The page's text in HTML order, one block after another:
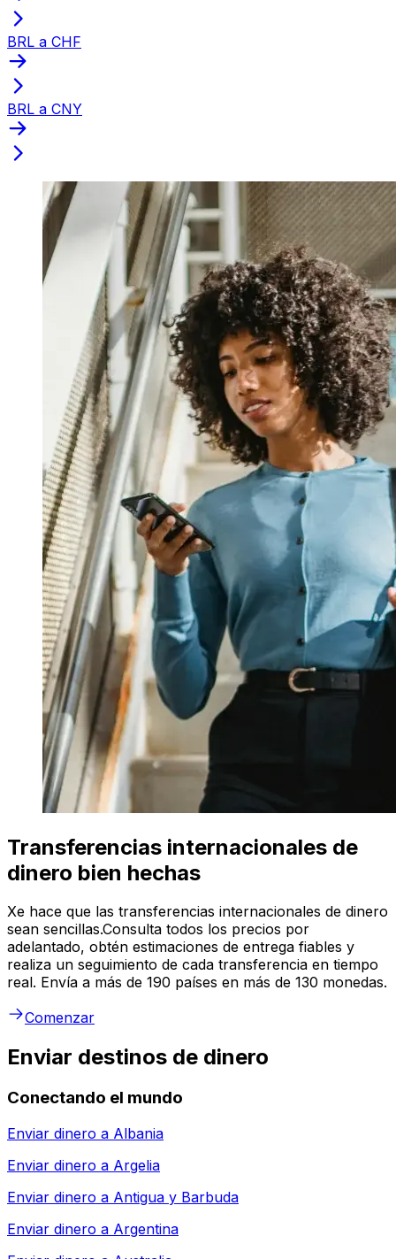
BRL a CHF
BRL a CNY
Transferencias internacionales de
dinero bien hechas
Xe hace que las transferencias internacionales de dinero
sean sencillas.Consulta todos los precios por
adelantado, obtén estimaciones de entrega fiables y
realiza un seguimiento de cada transferencia en tiempo
real. Envía a más de 190 países en más de 130 monedas.
Comenzar
Enviar destinos de dinero
Conectando el mundo
Enviar dinero a Albania
Enviar dinero a Argelia
Enviar dinero a Antigua y Barbuda
Enviar dinero a Argentina